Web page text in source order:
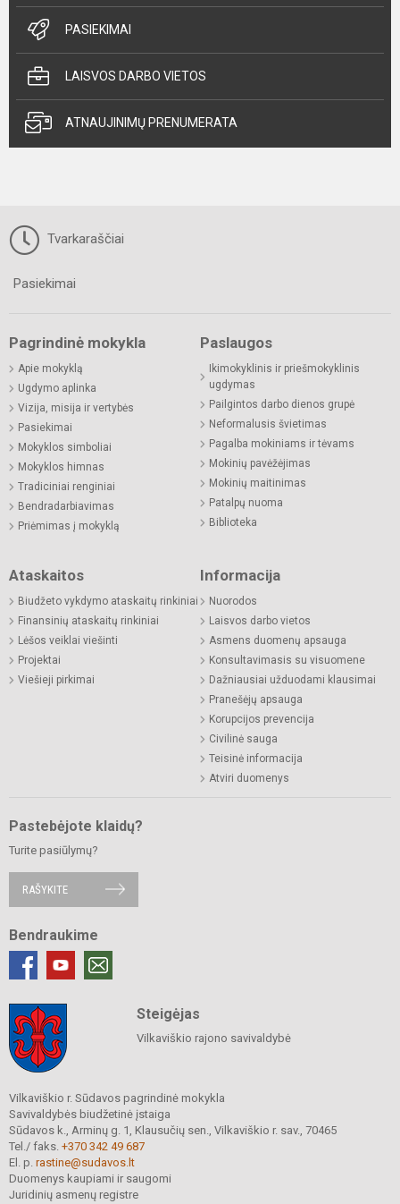
PASIEKIMAI
LAISVOS DARBO VIETOS
ATNAUJINIMŲ PRENUMERATA
Tvarkaraščiai
Pasiekimai
Pagrindinė mokykla
Apie mokyklą
Ugdymo aplinka
Vizija, misija ir vertybės
Pasiekimai
Mokyklos simboliai
Mokyklos himnas
Tradiciniai renginiai
Bendradarbiavimas
Priėmimas į mokyklą
Paslaugos
Ikimokyklinis ir priešmokyklinis
ugdymas
Pailgintos darbo dienos grupė
Neformalusis švietimas
Pagalba mokiniams ir tėvams
Mokinių pavėžėjimas
Mokinių maitinimas
Patalpų nuoma
Biblioteka
Ataskaitos
Biudžeto vykdymo ataskaitų rinkiniai
Finansinių ataskaitų rinkiniai
Lėšos veiklai viešinti
Projektai
Viešieji pirkimai
Informacija
Nuorodos
Laisvos darbo vietos
Asmens duomenų apsauga
Konsultavimasis su visuomene
Dažniausiai užduodami klausimai
Pranešėjų apsauga
Korupcijos prevencija
Civilinė sauga
Teisinė informacija
Atviri duomenys
Pastebėjote klaidų?
Turite pasiūlymų?
RAŠYKITE
Bendraukime
Steigėjas
Vilkaviškio rajono savivaldybė
Vilkaviškio r. Sūdavos pagrindinė mokykla
Savivaldybės biudžetinė įstaiga
Sūdavos k., Arminų g. 1, Klausučių sen., Vilkaviškio r. sav., 70465
Tel./ faks. +370 342 49 687
El. p. rastine@sudavos.lt
Duomenys kaupiami ir saugomi
Juridinių asmenų registre